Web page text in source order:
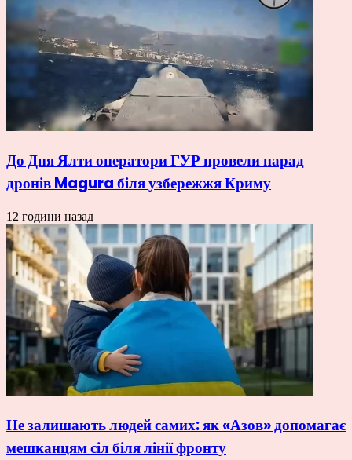
До Дня Ялти оператори ГУР провели парад
дронів Magura біля узбережжя Криму
12 години назад
Не залишають людей самих: як «Азов» допомагає
мешканцям сіл біля лінії фронту